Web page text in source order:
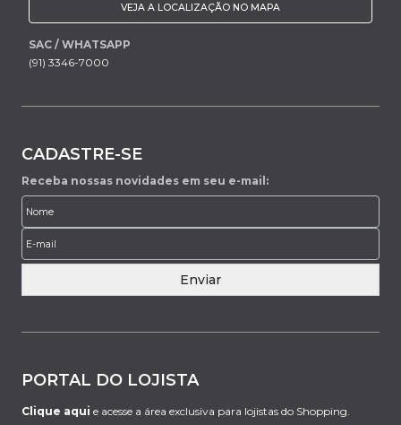
VEJA A LOCALIZAÇÃO NO MAPA
SAC / WHATSAPP
(91) 3346-7000
CADASTRE-SE
Receba nossas novidades em seu e-mail:
Enviar
PORTAL DO LOJISTA
Clique aqui e acesse a área exclusiva para lojistas do Shopping.